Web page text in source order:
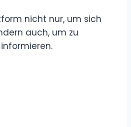
nicht nur, um sich
auch, um zu